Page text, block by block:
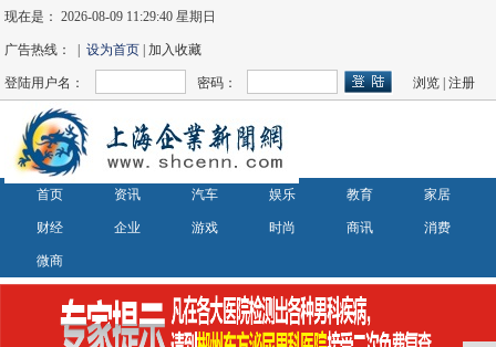
现在是：2026-08-09 11:29:41 星期日
广告热线： |设为首页 | 加入收藏
登陆用户名： 密码： 浏览 |注册
首页 资讯 汽车 娱乐 教育 家居
财经 企业 游戏 时尚 商讯 消费
微商